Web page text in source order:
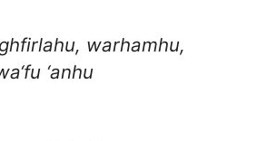
warhamhu,
‘anhu